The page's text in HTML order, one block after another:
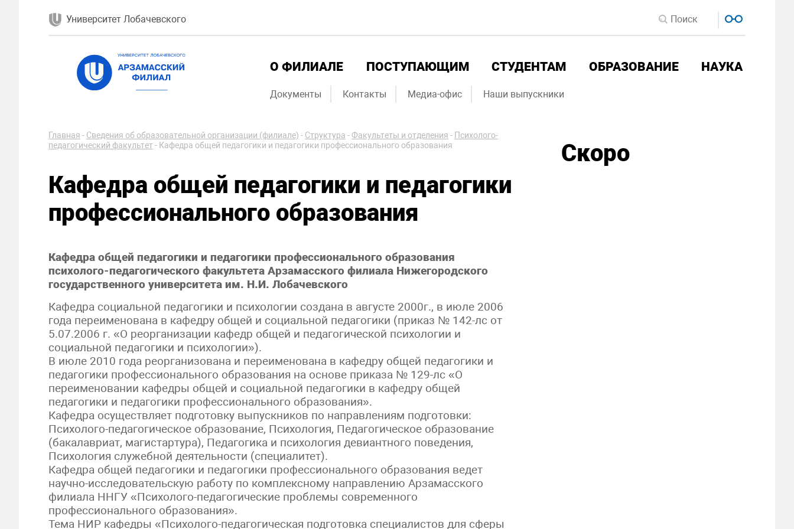
Университет Лобачевского
О ФИЛИАЛЕ ПОСТУПАЮЩИМ СТУДЕНТАМ ОБРАЗОВАНИЕ НАУКА
Документы Контакты Медиа-офис Наши выпускники
Главная - Сведения об образовательной организации (филиале) - Структура -Факультеты и отделения - Психолого-
педагогический факультет- Кафедра общей педагогики и педагогики профессионального образования
Кафедра общей педагогики и педагогики
профессионального образования
Кафедра общей педагогики и педагогики профессионального образования
психолого-педагогического факультета Арзамасского филиала Нижегородского
государственного университета им. Н.И. Лобачевского
Кафедра социальной педагогики и психологии создана в августе 2000г., в июле 2006
года переименована в кафедру общей и социальной педагогики (приказ № 142-лс от
5.07.2006 г. «О реорганизации кафедр общей и педагогической психологии и
социальной педагогики и психологии»).
В июле 2010 года реорганизована и переименована в кафедру общей педагогики и
педагогики профессионального образования на основе приказа № 129-лс «О
переименовании кафедры общей и социальной педагогики в кафедру общей
педагогики и педагогики профессионального образования».
Кафедра осуществляет подготовку выпускников по направлениям подготовки:
Психолого-педагогическое образование, Психология, Педагогическое образование
(бакалавриат, магистартура), Педагогика и психология девиантного поведения,
Психология служебной деятельности (специалитет).
Кафедра общей педагогики и педагогики профессионального образования ведет
научно-исследовательскую работу по комплексному направлению Арзамасского
филиала ННГУ «Психолого-педагогические проблемы современного
профессионального образования».
Тема НИР кафедры «Психолого-педагогическая подготовка специалистов для сферы
Скоро